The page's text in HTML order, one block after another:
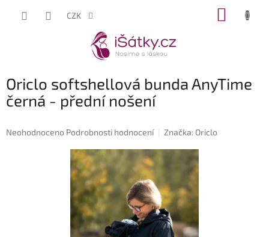
CZK
Oriclo softshellová bunda AnyTime
černá - přední nošení
Průměrné
Neohodnoceno Podrobnosti hodnocení Značka: Oriclo